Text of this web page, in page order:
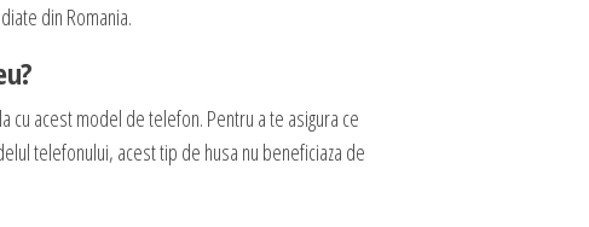
din Romania.
cu acest model de telefon. Pentru a te asigura ce
telefonului, acest tip de husa nu beneficiaza de